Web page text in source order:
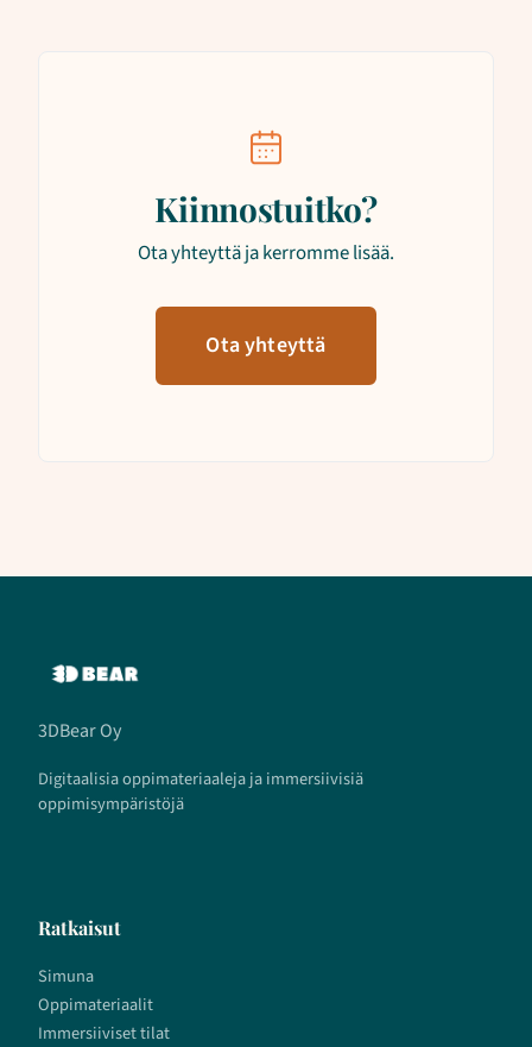
Kiinnostuitko?
Ota yhteyttä ja kerromme lisää.
Ota yhteyttä
3DBear Oy
Digitaalisia oppimateriaaleja ja immersiivisiä
oppimisympäristöjä
Ratkaisut
Simuna
Oppimateriaalit
Immersiiviset tilat